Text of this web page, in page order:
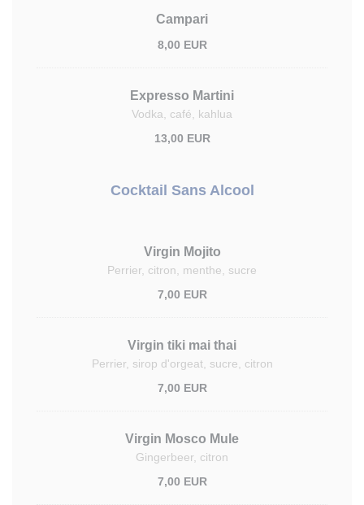
Campari
8,00 EUR
Expresso Martini
Vodka, café, kahlua
13,00 EUR
Cocktail Sans Alcool
Virgin Mojito
Perrier, citron, menthe, sucre
7,00 EUR
Virgin tiki mai thai
Perrier, sirop d'orgeat, sucre, citron
7,00 EUR
Virgin Mosco Mule
Gingerbeer, citron
7,00 EUR